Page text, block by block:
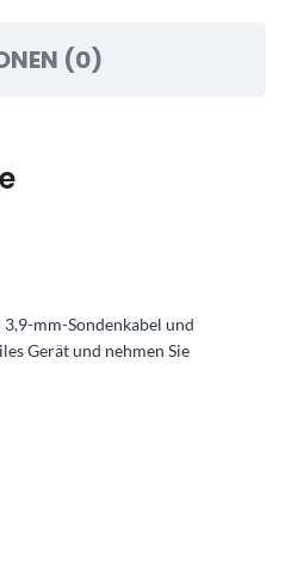
(0)
mm-Sondenkabel und
Gerät und nehmen Sie